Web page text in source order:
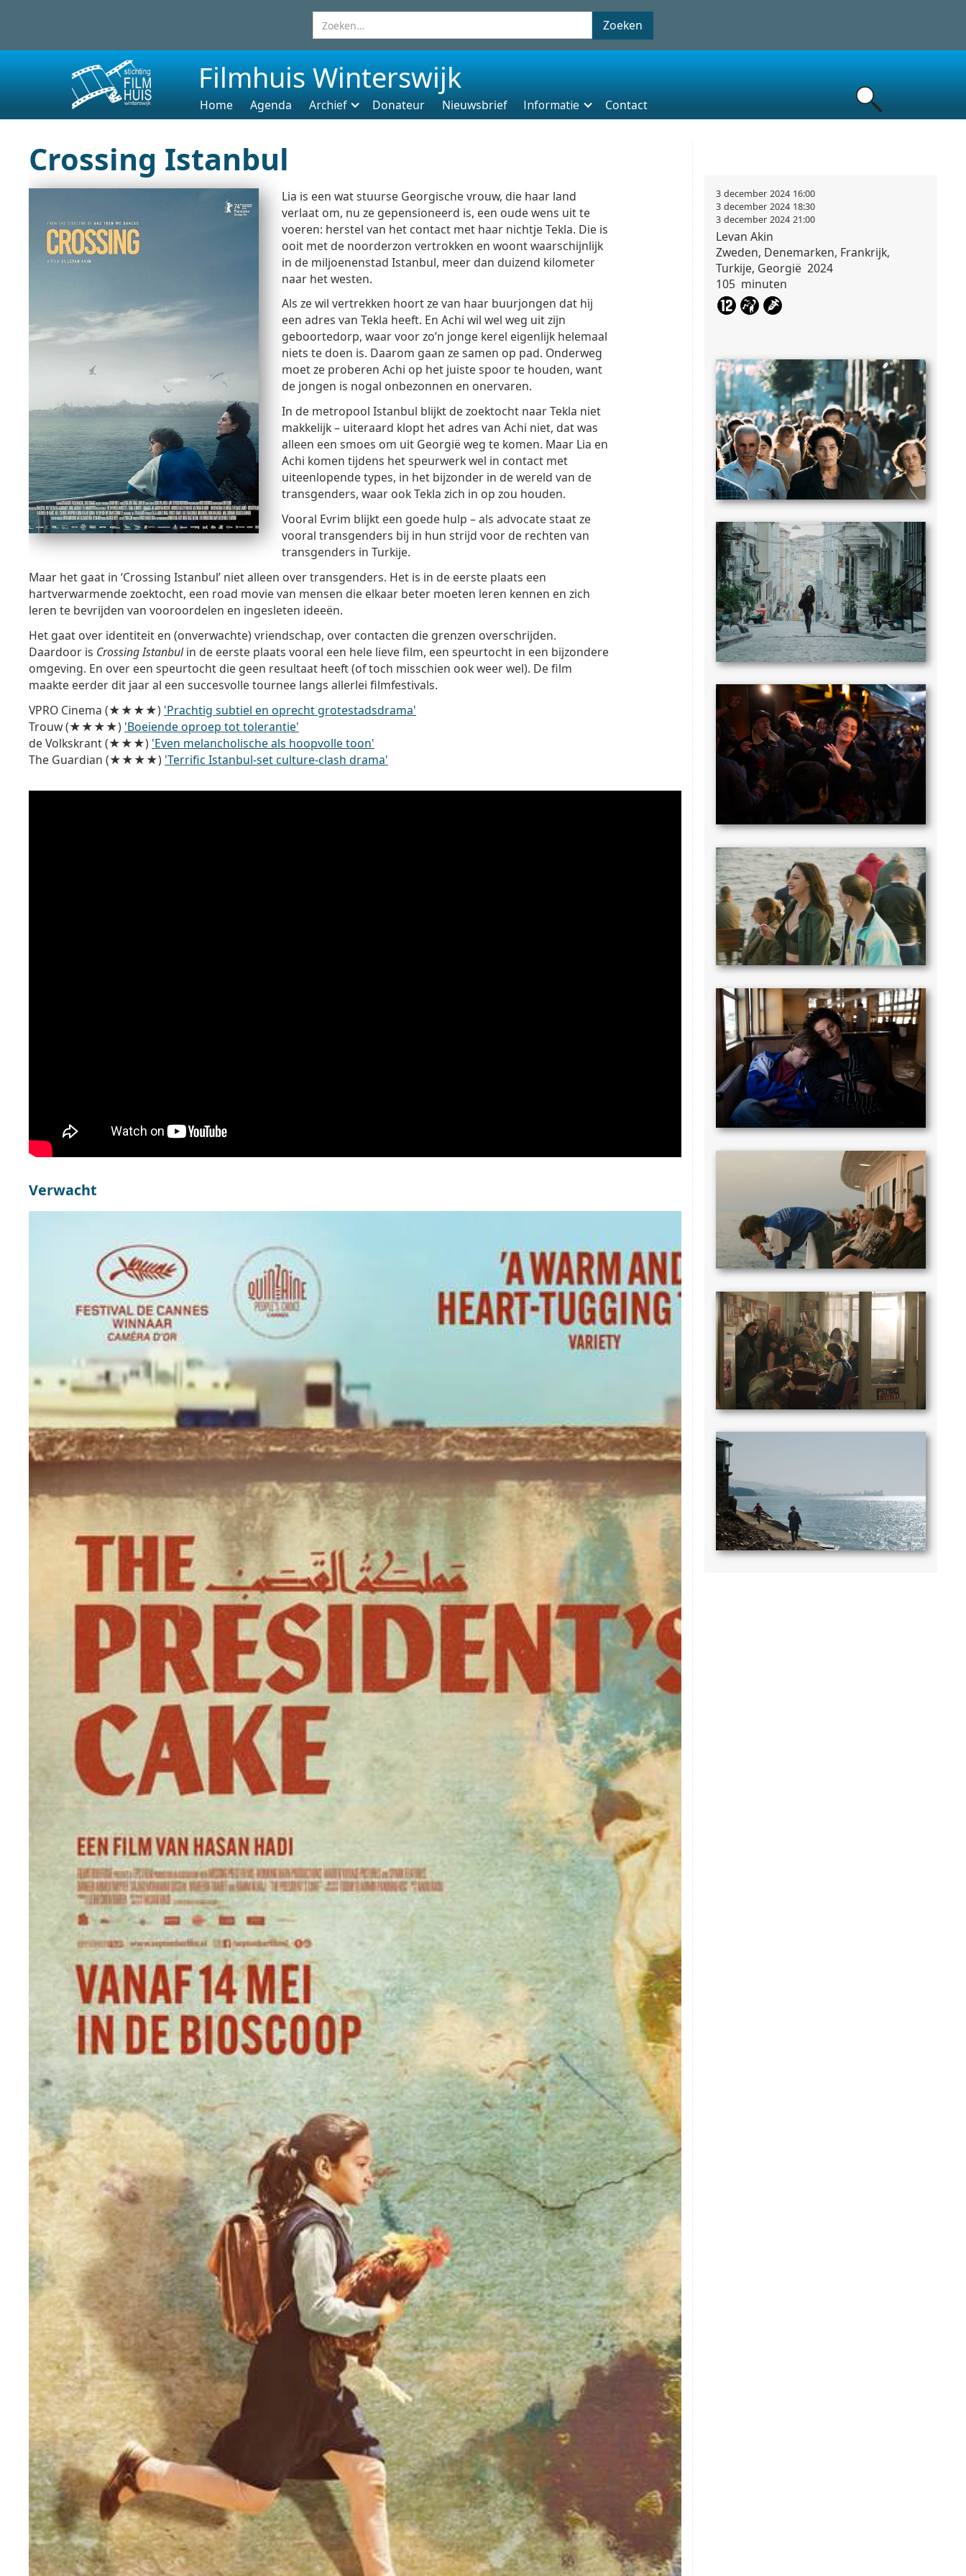
Filmhuis Winterswijk
Home Agenda Archief Donateur Nieuwsbrief Informatie Contact
Crossing Istanbul
Lia is een wat stuurse Georgische vrouw, die haar land
verlaat om, nu ze gepensioneerd is, een oude wens uit te
voeren: herstel van het contact met haar nichtje Tekla. Die is
ooit met de noorderzon vertrokken en woont waarschijnlijk
in de miljoenenstad Istanbul, meer dan duizend kilometer
naar het westen.
Als ze wil vertrekken hoort ze van haar buurjongen dat hij
een adres van Tekla heeft. En Achi wil wel weg uit zijn
geboortedorp, waar voor zo’n jonge kerel eigenlijk helemaal
niets te doen is. Daarom gaan ze samen op pad. Onderweg
moet ze proberen Achi op het juiste spoor te houden, want
de jongen is nogal onbezonnen en onervaren.
In de metropool Istanbul blijkt de zoektocht naar Tekla niet
makkelijk – uiteraard klopt het adres van Achi niet, dat was
alleen een smoes om uit Georgië weg te komen. Maar Lia en
Achi komen tijdens het speurwerk wel in contact met
uiteenlopende types, in het bijzonder in de wereld van de
transgenders, waar ook Tekla zich in op zou houden.
Vooral Evrim blijkt een goede hulp – als advocate staat ze
vooral transgenders bij in hun strijd voor de rechten van
transgenders in Turkije.
Maar het gaat in ‘Crossing Istanbul’ niet alleen over transgenders. Het is in de eerste plaats een
hartverwarmende zoektocht, een road movie van mensen die elkaar beter moeten leren kennen en zich
leren te bevrijden van vooroordelen en ingesleten ideeën.
Het gaat over identiteit en (onverwachte) vriendschap, over contacten die grenzen overschrijden.
Daardoor is Crossing Istanbulin de eerste plaats vooral een hele lieve film, een speurtocht in een bijzondere
omgeving. En over een speurtocht die geen resultaat heeft (of toch misschien ook weer wel). De film
maakte eerder dit jaar al een succesvolle tournee langs allerlei filmfestivals.
VPRO Cinema (★★★★) 'Prachtig subtiel en oprecht grotestadsdrama'
Trouw (★★★★) 'Boeiende oproep tot tolerantie'
de Volkskrant (★★★) 'Even melancholische als hoopvolle toon'
The Guardian (★★★★) 'Terrific Istanbul-set culture-clash drama'
Verwacht
3 december 2024 16:00
3 december 2024 18:30
3 december 2024 21:00
Levan Akin
Zweden, Denemarken, Frankrijk,
Turkije, Georgië 2024
105 minuten